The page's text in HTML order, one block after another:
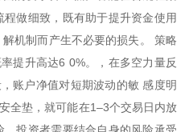
做细致，既有助于提升资金使用
机制而产生不必要的损失。 策略
提升高达6 0%。，在多空力量反
账户净值对短期波动的敏 感度明
全垫，就可能在1–3个交易日内放
投资者需要结合自身的风险承受